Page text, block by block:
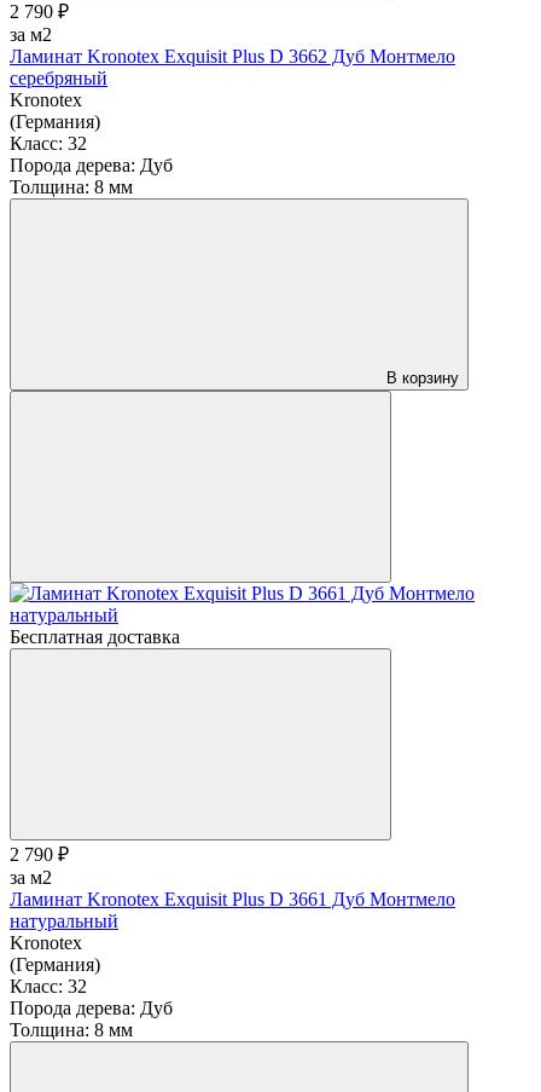
2 790 ₽
за м2
Ламинат Kronotex Exquisit Plus D 3662 Дуб Монтмело
серебряный
Kronotex
(Германия)
Класс: 32
Порода дерева: Дуб
Толщина: 8 мм
В корзину
Бесплатная доставка
2 790 ₽
за м2
Ламинат Kronotex Exquisit Plus D 3661 Дуб Монтмело
натуральный
Kronotex
(Германия)
Класс: 32
Порода дерева: Дуб
Толщина: 8 мм